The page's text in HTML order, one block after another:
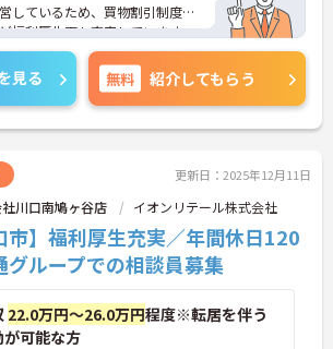
しているため、買物割引制度や
福利厚生面も充実しています。
、面接対策ポイントなど、さら
ますので、お気軽にご相談くだ
見る 無料 紹介してもらう
更新日：2025年12月11日
川口南鳩ヶ谷店 イオンリテール株式会社
市】福利厚生充実／年間休日120
ループでの相談員募集
22.0万円～26.0万円程度※転居を伴う
が可能な方